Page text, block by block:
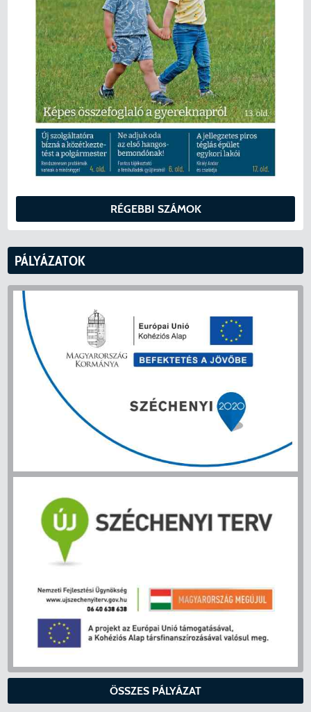
RÉGEBBI SZÁMOK
PÁLYÁZATOK
ÖSSZES PÁLYÁZAT